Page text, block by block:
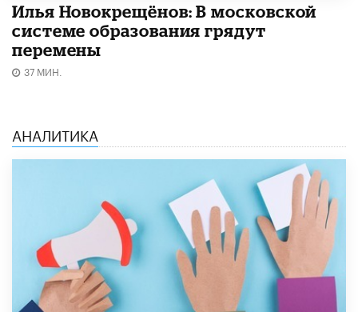
Илья Новокрещёнов: В московской
системе образования грядут
перемены
37 МИН.
АНАЛИТИКА